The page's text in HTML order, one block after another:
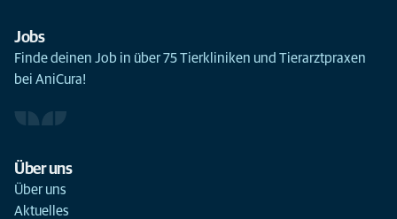
Jobs
Finde deinen Job in über 75 Tierkliniken und Tierarztpraxen
bei AniCura!
Über uns
Über uns
Aktuelles